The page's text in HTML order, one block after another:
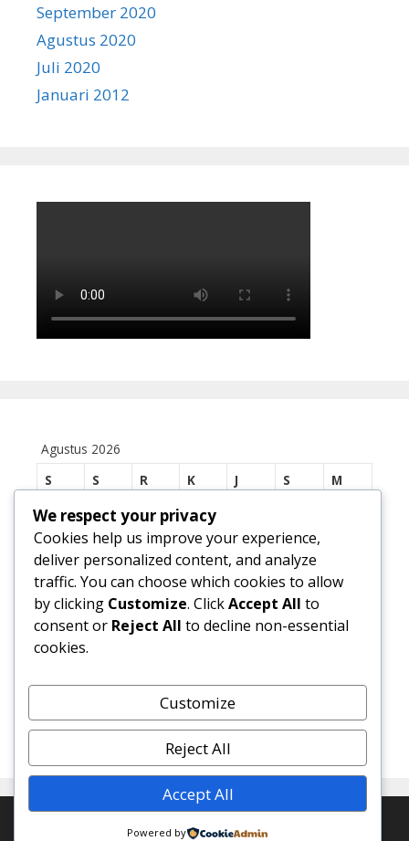
September 2020
Agustus 2020
Juli 2020
Januari 2012
Agustus 2026
S
S R K J S
M
3
4 5 6 8
10
11 12 13 14 15
16
17
18 19 20 21 22
24
31
« Jul
© 2026 SMP Negeri 1 Margasari
• Dibangun dengan
We respect your privacy
Cookies help us improve your experience,
deliver personalized content, and analyze
traffic. You can choose which cookies to allow
by clicking Customize. ClickAccept All to
consent or Reject All to decline non-essential
cookies.
Customize
Reject All
Accept All
Powered by